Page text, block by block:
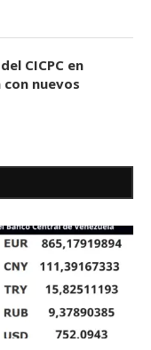
CICPC en
nuevos